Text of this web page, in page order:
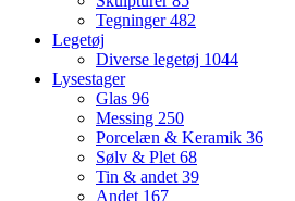
Tegninger482
Legetøj
Diverse legetøj 1044
Lysestager
Glas 96
Messing 250
Porcelæn & Keramik 36
Sølv & Plet 68
Tin & andet 39
Andet 167